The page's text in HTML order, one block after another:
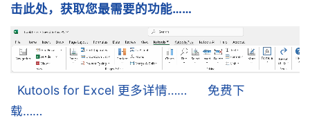
击此处，获取您最需要的功能……
Kutools for Excel 更多详情……
免费下
载……